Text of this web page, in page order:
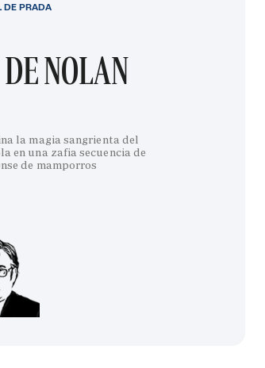
NOLAN
la magia sangrienta del
en una zafia secuencia de
de mamporros
DE PRADA